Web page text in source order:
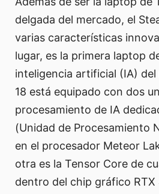
delgada del mercado, el
varias características
lugar, es la primera laptop
inteligencia artificial (IA) del
18 está equipado con dos
procesamiento de IA
(Unidad de Procesamiento
en el procesador Meteor
otra es la Tensor Core de
dentro del chip gráfico RTX